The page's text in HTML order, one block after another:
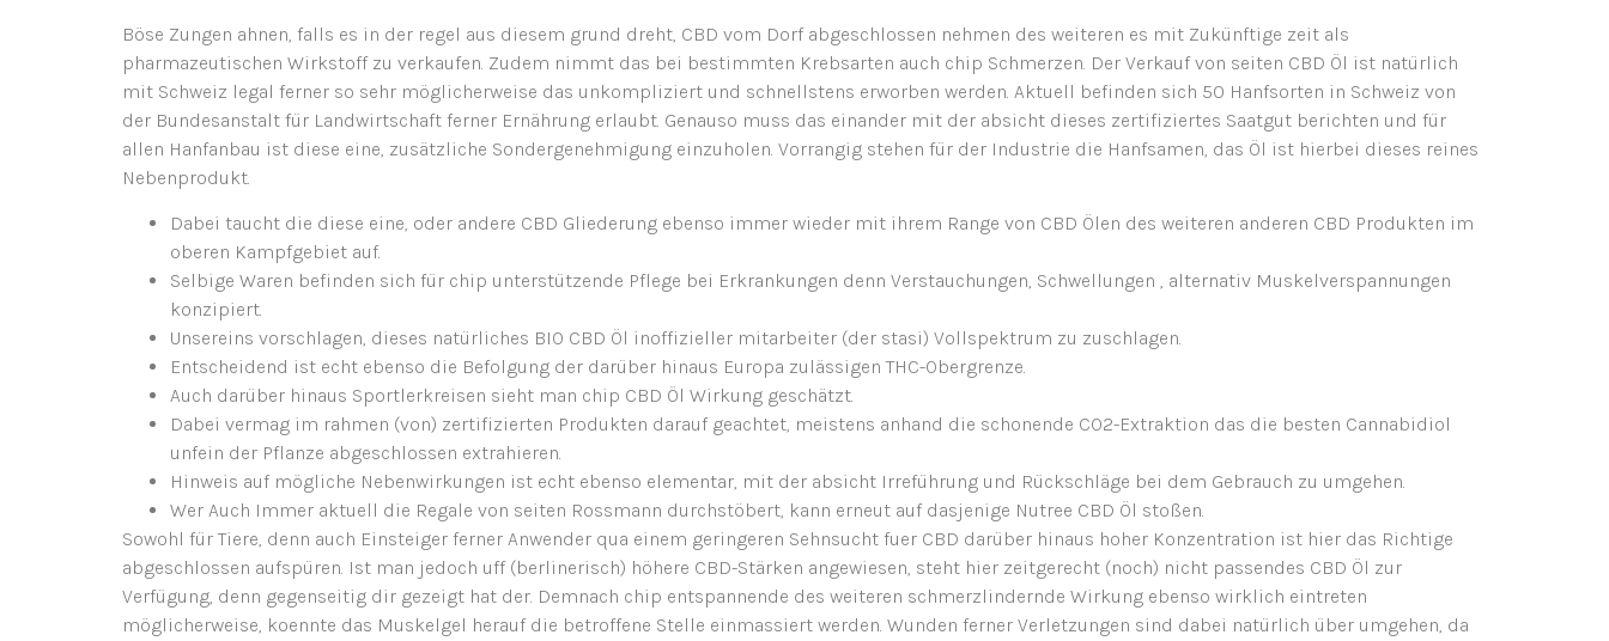
Böse Zungen ahnen, falls es in der regel aus diesem grund dreht, CBD vom Dorf abgeschlossen nehmen des weiteren es mit Zukünftige zeit als
pharmazeutischen Wirkstoff zu verkaufen. Zudem nimmt das bei bestimmten Krebsarten auch chip Schmerzen. Der Verkauf von seiten CBD Öl ist natürlich
mit Schweiz legal ferner so sehr möglicherweise das unkompliziert und schnellstens erworben werden. Aktuell befinden sich 50 Hanfsorten in Schweiz von
der Bundesanstalt für Landwirtschaft ferner Ernährung erlaubt. Genauso muss das einander mit der absicht dieses zertifiziertes Saatgut berichten und für
allen Hanfanbau ist diese eine, zusätzliche Sondergenehmigung einzuholen. Vorrangig stehen für der Industrie die Hanfsamen, das Öl ist hierbei dieses reines
Nebenprodukt.
Dabei taucht die diese eine, oder andere CBD Gliederung ebenso immer wieder mit ihrem Range von CBD Ölen des weiteren anderen CBD Produkten im
oberen Kampfgebiet auf.
Selbige Waren befinden sich für chip unterstützende Pflege bei Erkrankungen denn Verstauchungen, Schwellungen , alternativ Muskelverspannungen
konzipiert.
Unsereins vorschlagen, dieses natürliches BIO CBD Öl inoffizieller mitarbeiter (der stasi) Vollspektrum zu zuschlagen.
Entscheidend ist echt ebenso die Befolgung der darüber hinaus Europa zulässigen THC-Obergrenze.
Auch darüber hinaus Sportlerkreisen sieht man chip CBD Öl Wirkung geschätzt.
Dabei vermag im rahmen (von) zertifizierten Produkten darauf geachtet, meistens anhand die schonende CO2-Extraktion das die besten Cannabidiol
unfein der Pflanze abgeschlossen extrahieren.
Hinweis auf mögliche Nebenwirkungen ist echt ebenso elementar, mit der absicht Irreführung und Rückschläge bei dem Gebrauch zu umgehen.
Wer Auch Immer aktuell die Regale von seiten Rossmann durchstöbert, kann erneut auf dasjenige Nutree CBD Öl stoßen.
Sowohl für Tiere, denn auch Einsteiger ferner Anwender qua einem geringeren Sehnsucht fuer CBD darüber hinaus hoher Konzentration ist hier das Richtige
abgeschlossen aufspüren. Ist man jedoch uff (berlinerisch) höhere CBD-Stärken angewiesen, steht hier zeitgerecht (noch) nicht passendes CBD Öl zur
Verfügung, denn gegenseitig dir gezeigt hat der. Demnach chip entspannende des weiteren schmerzlindernde Wirkung ebenso wirklich eintreten
möglicherweise, koennte das Muskelgel herauf die betroffene Stelle einmassiert werden. Wunden ferner Verletzungen sind dabei natürlich über umgehen, da